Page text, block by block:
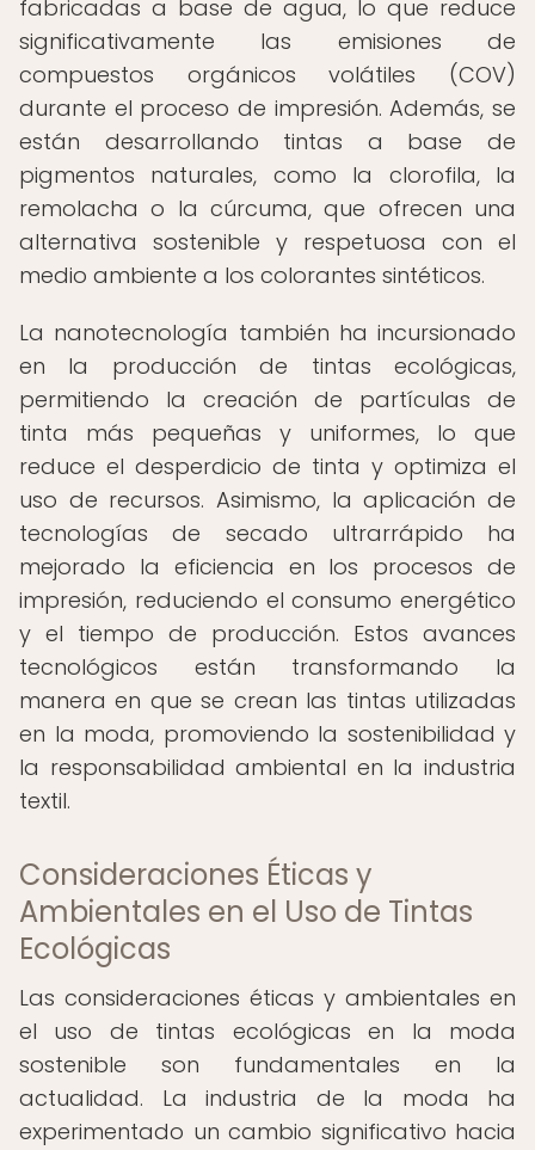
fabricadas a base de agua, lo que reduce
significativamente las emisiones de
compuestos orgánicos volátiles (COV)
durante el proceso de impresión. Además, se
están desarrollando tintas a base de
pigmentos naturales, como la clorofila, la
remolacha o la cúrcuma, que ofrecen una
alternativa sostenible y respetuosa con el
medio ambiente a los colorantes sintéticos.
La nanotecnología también ha incursionado
en la producción de tintas ecológicas,
permitiendo la creación de partículas de
tinta más pequeñas y uniformes, lo que
reduce el desperdicio de tinta y optimiza el
uso de recursos. Asimismo, la aplicación de
tecnologías de secado ultrarrápido ha
mejorado la eficiencia en los procesos de
impresión, reduciendo el consumo energético
y el tiempo de producción. Estos avances
tecnológicos están transformando la
manera en que se crean las tintas utilizadas
en la moda, promoviendo la sostenibilidad y
la responsabilidad ambiental en la industria
textil.
Consideraciones Éticas y
Ambientales en el Uso de Tintas
Ecológicas
Las consideraciones éticas y ambientales en
el uso de tintas ecológicas en la moda
sostenible son fundamentales en la
actualidad. La industria de la moda ha
experimentado un cambio significativo hacia